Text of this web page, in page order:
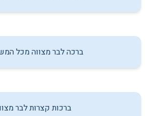
ברכה לבר מצווה מכל
ברכות קצרות לבר